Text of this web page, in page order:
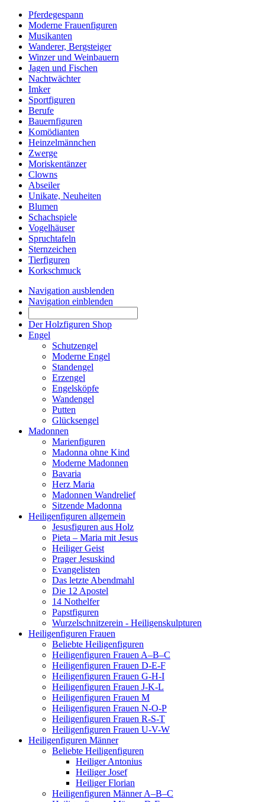
Pferdegespann
Moderne Frauenfiguren
Musikanten
Wanderer, Bergsteiger
Winzer und Weinbauern
Jagen und Fischen
Nachtwächter
Imker
Sportfiguren
Berufe
Bauernfiguren
Komödianten
Heinzelmännchen
Zwerge
Moriskentänzer
Clowns
Abseiler
Unikate, Neuheiten
Blumen
Schachspiele
Vogelhäuser
Spruchtafeln
Sternzeichen
Tierfiguren
Korkschmuck
Navigation ausblenden
Navigation einblenden
Der Holzfiguren Shop
Engel
Schutzengel
Moderne Engel
Standengel
Erzengel
Engelsköpfe
Wandengel
Putten
Glücksengel
Madonnen
Marienfiguren
Madonna ohne Kind
Moderne Madonnen
Bavaria
Herz Maria
Madonnen Wandrelief
Sitzende Madonna
Heiligenfiguren allgemein
Jesusfiguren aus Holz
Pieta – Maria mit Jesus
Heiliger Geist
Prager Jesuskind
Evangelisten
Das letzte Abendmahl
Die 12 Apostel
14 Nothelfer
Papstfiguren
Wurzelschnitzerein - Heiligenskulpturen
Heiligenfiguren Frauen
Beliebte Heiligenfiguren
Heiligenfiguren Frauen A–B–C
Heiligenfiguren Frauen D-E-F
Heiligenfiguren Frauen G-H-I
Heiligenfiguren Frauen J-K-L
Heiligenfiguren Frauen M
Heiligenfiguren Frauen N-O-P
Heiligenfiguren Frauen R-S-T
Heiligenfiguren Frauen U-V-W
Heiligenfiguren Männer
Beliebte Heiligenfiguren
Heiliger Antonius
Heiliger Josef
Heiliger Florian
Heiligenfiguren Männer A–B–C